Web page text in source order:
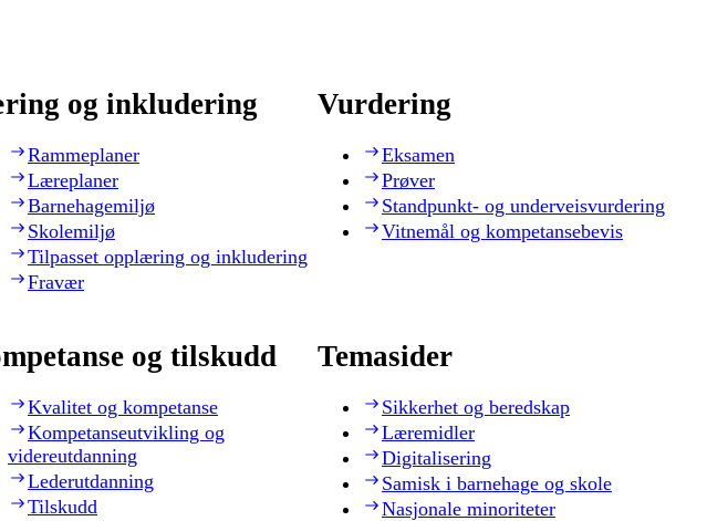
og inkludering
Rammeplaner
Læreplaner
Barnehagemiljø
Skolemiljø
Tilpasset opplæring og inkludering
Fravær
Vurdering
Eksamen
Prøver
Standpunkt- og underveisvurdering
Vitnemål og kompetansebevis
og tilskudd
Kvalitet og kompetanse
Kompetanseutvikling og
videreutdanning
Lederutdanning
Tilskudd
Temasider
Sikkerhet og beredskap
Læremidler
Digitalisering
Samisk i barnehage og skole
Nasjonale minoriteter